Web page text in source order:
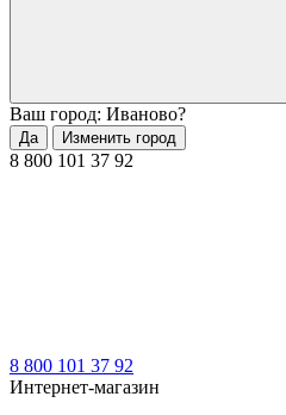
Ваш город: Иваново?
Да Изменить город
8 800 101 37 92
8 800 101 37 92
Интернет-магазин